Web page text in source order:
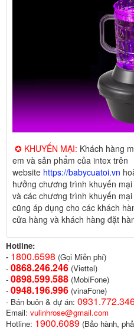
✪ KHUYẾN MẠI: Khách hàng
em và sản phẩm của intex trên
website https://babycuatoi.vn
hưởng chương trình khuyến
và các chương trình khuyến
cũng áp dụng cho các khách
cửa hàng và khách hàng đặt
Hotline:
- 1800.6598 (Gọi Miễn phí)
- 0868.246.246 (Viettel)
- 0898.599.588 (MobiFone)
- 0948.196.996 (vinaFone)
- Bán buôn & dự án:
Email: vulinhrose@gmail.com
Hotline: 1900.6089 (Bảo hành,